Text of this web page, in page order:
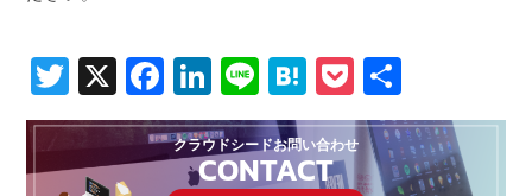
Twitter
X Facebook
LinkedIn
LineHatenaPocket
有
クラウドシードお問い合わせ
CONTACT